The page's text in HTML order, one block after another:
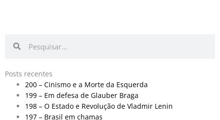
Posts recentes
200 – Cinismo e a Morte da Esquerda
199 – Em defesa de Glauber Braga
198 – O Estado e Revolução de Vladmir Lenin
197 – Brasil em chamas